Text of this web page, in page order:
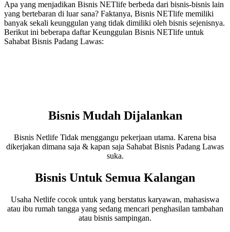
Apa yang menjadikan Bisnis NETlife berbeda dari bisnis-bisnis lain
yang bertebaran di luar sana? Faktanya, Bisnis NETlife memiliki
banyak sekali keunggulan yang tidak dimiliki oleh bisnis sejenisnya.
Berikut ini beberapa daftar Keunggulan Bisnis NETlife untuk
Sahabat Bisnis Padang Lawas:
Bisnis Mudah Dijalankan
Bisnis Netlife Tidak menggangu pekerjaan utama. Karena bisa
dikerjakan dimana saja & kapan saja Sahabat Bisnis Padang Lawas
suka.
Bisnis Untuk Semua Kalangan
Usaha Netlife cocok untuk yang berstatus karyawan, mahasiswa
atau ibu rumah tangga yang sedang mencari penghasilan tambahan
atau bisnis sampingan.